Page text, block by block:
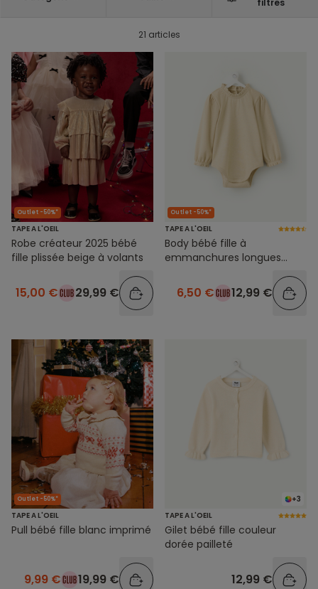
filtres
21 articles
Outlet -50%*
TAPE A L'OEIL
Robe créateur 2025 bébé
fille plissée beige à volants
15,00 € 29,99 €
Outlet -50%*
TAPE A L'OEIL
Body bébé fille à
emmanchures longues
6,50 € 12,99 €
Outlet -50%*
TAPE A L'OEIL
Pull bébé fille blanc imprimé
9,99 € 19,99 €
+3
TAPE A L'OEIL
Gilet bébé fille couleur
dorée pailleté
12,99 €